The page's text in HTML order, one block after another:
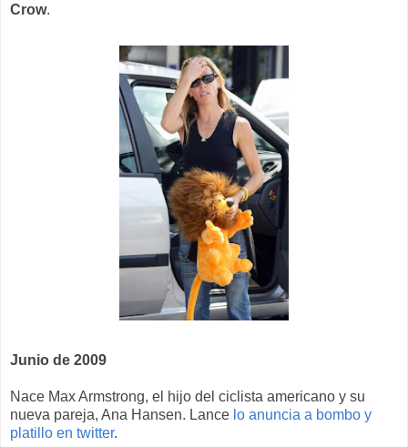
Crow.
Junio de 2009
Nace Max Armstrong, el hijo del ciclista americano y su
nueva pareja, Ana Hansen. Lance lo anuncia a bombo y
platillo en twitter.